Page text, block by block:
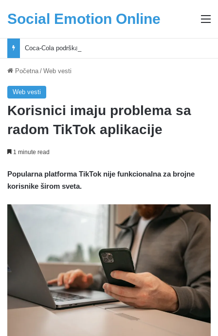
Social Emotion Online
Početna / Web vesti
Web vesti
Korisnici imaju problema sa
radom TikTok aplikacije
1 minute read
Popularna platforma TikTok nije funkcionalna za brojne
korisnike širom sveta.